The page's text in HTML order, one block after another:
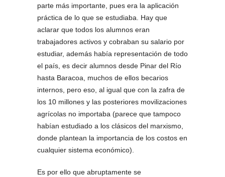
parte más importante, pues era la aplicación
práctica de lo que se estudiaba. Hay que
aclarar que todos los alumnos eran
trabajadores activos y cobraban su salario por
estudiar, además había representación de todo
el país, es decir alumnos desde Pinar del Río
hasta Baracoa, muchos de ellos becarios
internos, pero eso, al igual que con la zafra de
los 10 millones y las posteriores movilizaciones
agrícolas no importaba (parece que tampoco
habían estudiado a los clásicos del marxismo,
donde plantean la importancia de los costos en
cualquier sistema económico).
Es por ello que abruptamente se